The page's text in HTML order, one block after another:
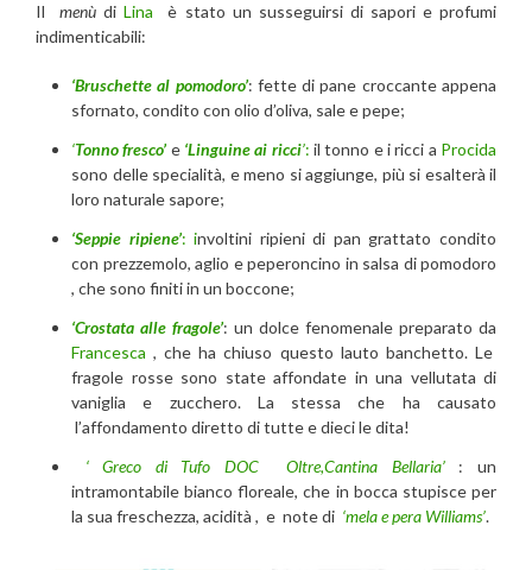
Ilmenù diLina è stato un susseguirsi di sapori e profumi
indimenticabili:
‘Bruschette al pomodoro’: fette di pane croccante appena
sfornato, condito con olio d’oliva, sale e pepe;
‘Tonno fresco’ e ‘Linguine ai ricci’: il tonno e i ricci a Procida
sono delle specialità, e meno si aggiunge, più si esalterà il
loro naturale sapore;
‘Seppie ripiene’: involtini ripieni di pan grattato condito
con prezzemolo, aglio e peperoncino in salsa di pomodoro
, che sono finiti in un boccone;
‘Crostata alle fragole’: un dolce fenomenale preparato da
Francesca , che ha chiuso questo lauto banchetto. Le
fragole rosse sono state affondate in una vellutata di
vaniglia e zucchero. La stessa che ha causato
l’affondamento diretto di tutte e dieci le dita!
‘ Greco di Tufo DOC Oltre,Cantina Bellaria’: un
intramontabile bianco floreale, che in bocca stupisce per
la sua freschezza, acidità , e note di ‘mela e pera Williams’.